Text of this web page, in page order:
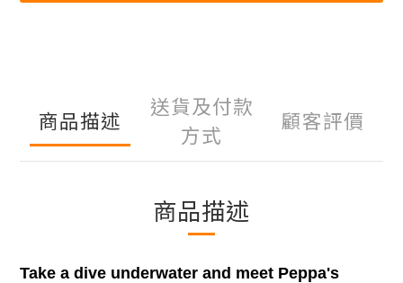
商品描述
送貨及付款
方式
顧客評價
商品描述
Take a dive underwater and meet Peppa's